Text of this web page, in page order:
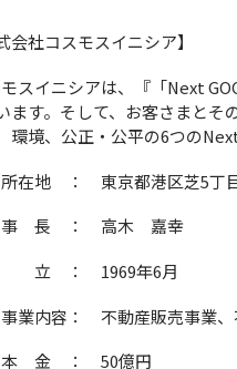
会社コスモスイニシア】
スイニシアは、『「Next
ます。そして、お客さまとそ
環境、公正・公平の6つの
在地 ： 東京都港区芝5丁
長 ： 高木 嘉幸
： 1969年6月
業内容： 不動産販売事業
金 ： 50億円